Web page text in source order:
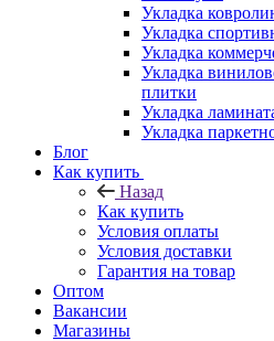
Укладка
Укладка
Укладка
Укладка
плитки
Укладка
Укладка
Блог
Как купить
Назад
Как купить
Условия оплаты
Условия доставки
Гарантия на товар
Оптом
Вакансии
Магазины